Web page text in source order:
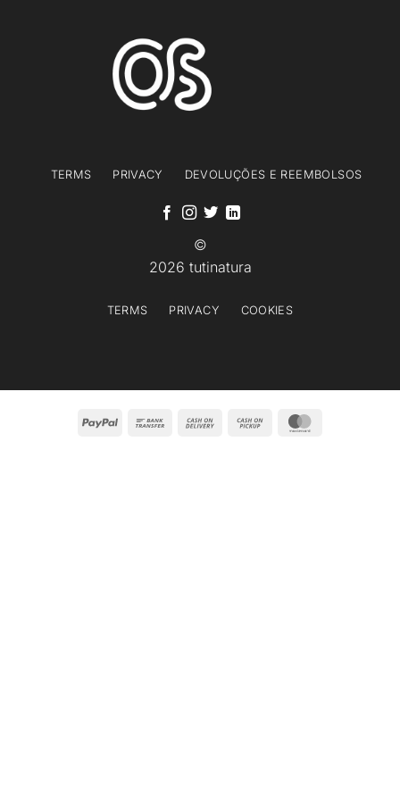
TERMS PRIVACY DEVOLUÇÕES E REEMBOLSOS
©
2026 tutinatura
TERMS PRIVACY COOKIES
PayPal
Bank
Cash
Cash